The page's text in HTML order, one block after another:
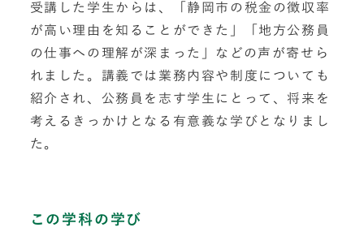
受講した学生からは、「静岡市の税金の徴収率
が高い理由を知ることができた」「地方公務員
の仕事への理解が深まった」などの声が寄せら
れました。講義では業務内容や制度についても
紹介され、公務員を志す学生にとって、将来を
考えるきっかけとなる有意義な学びとなりまし
た。
この学科の学び